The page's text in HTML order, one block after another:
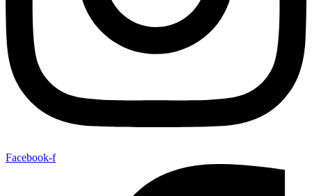
Facebook-f